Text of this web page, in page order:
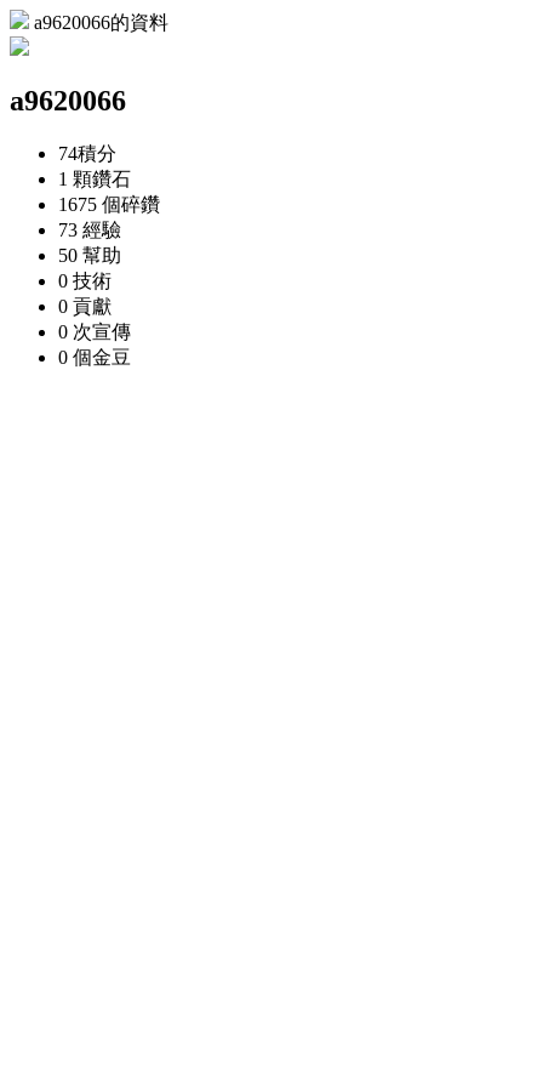
a9620066的資料
a9620066
74積分
1 顆鑽石
1675 個碎鑽
73 經驗
50 幫助
0 技術
0 貢獻
0 次宣傳
0 個金豆